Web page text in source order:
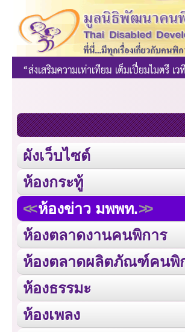
ผังเว็บไซต์
ห้องกระทู้
ห้องข่าว มพพท.
ห้องตลาดงานคนพิการ
ห้องตลาดผลิตภัณฑ์คนพิ
ห้องธรรมะ
ห้องเพลง